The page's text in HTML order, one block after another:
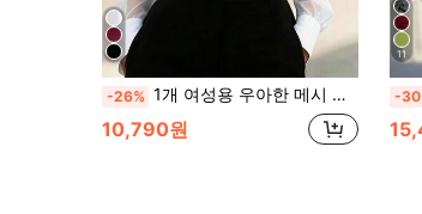
-26% 1개 여성용 우아한 메시 패치워크 블라우스, 일상 외출, 출퇴근, 오피스웨어, 공항 패션에 적합한 화이트 봄
10,790원
11
-